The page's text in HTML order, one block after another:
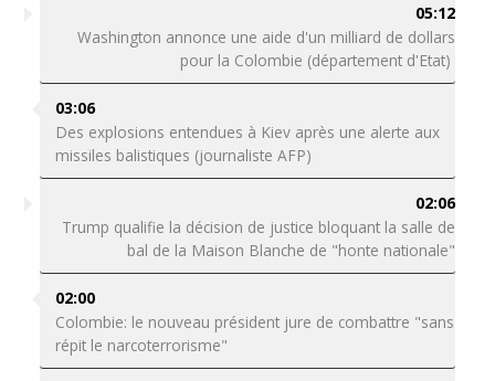
05:12
Washington annonce une aide d'un milliard de dollars
pour la Colombie (département d'Etat)
03:06
Des explosions entendues à Kiev après une alerte aux
missiles balistiques (journaliste AFP)
02:06
Trump qualifie la décision de justice bloquant la salle de
bal de la Maison Blanche de "honte nationale"
02:00
Colombie: le nouveau président jure de combattre "sans
répit le narcoterrorisme"